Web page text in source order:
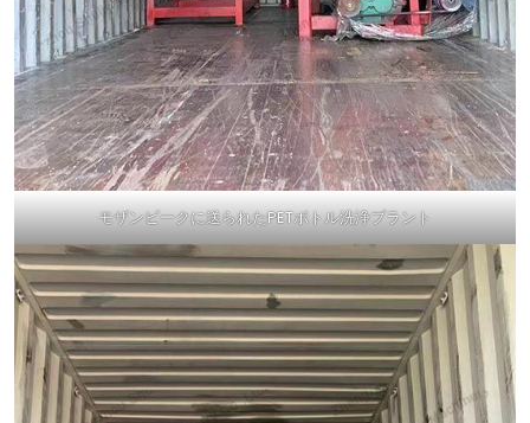
モザンビークに送られたPETボトル洗浄プラント